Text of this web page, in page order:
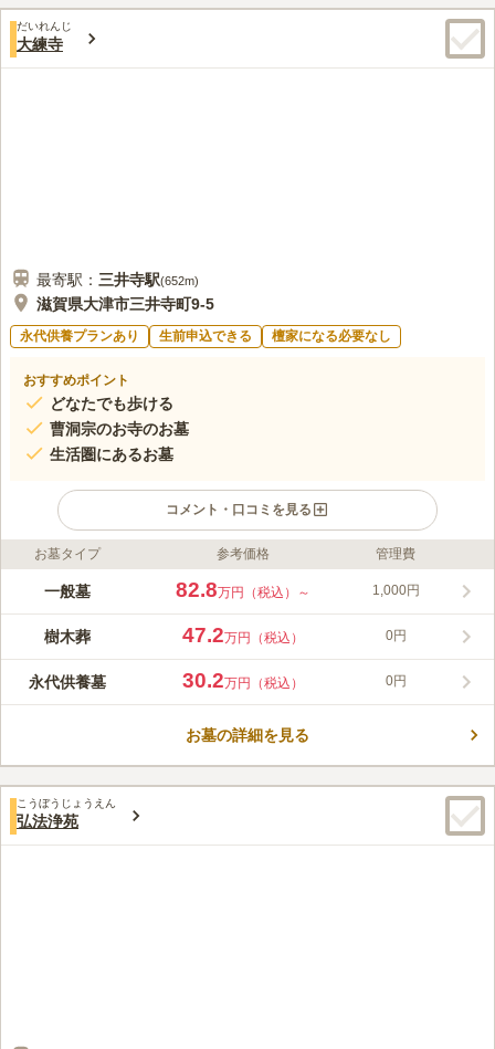
だいれんじ
大練寺
最寄駅： 三井寺駅(652m)
滋賀県大津市三井寺町9-5
永代供養プランあり 生前申込できる 檀家になる必要なし
おすすめポイント
どなたでも歩ける
曹洞宗のお寺のお墓
生活圏にあるお墓
コメント・口コミを見る
ライフドット編集部のコメント
曹洞宗のお寺の寺院墓地です。 名神高速道路「大津インター」
のもおすすめです。 お寺の管理なので、隅々まで管理が行き届
いており、いつでも気持ち良くお参りすることができます。 周
な場所です。
墓地の近辺にはあまり店舗がないため、自家用車で向かうが、事
前にお供え物などは購入しておく。食事が必要なときはそのまま自家用車
でお店に向かう。
お墓タイプ 参考価格 管理費
一般墓 82.8万円（税込）～ 1,000円
樹木葬 47.2万円（税込） 0円
永代供養墓 30.2万円（税込） 0円
お墓の詳細を見る
こうぼうじょうえん
弘法浄苑